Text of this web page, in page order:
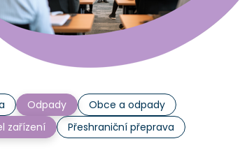
Odpady
Obce a odpady
zařízení
Přeshraniční přeprava